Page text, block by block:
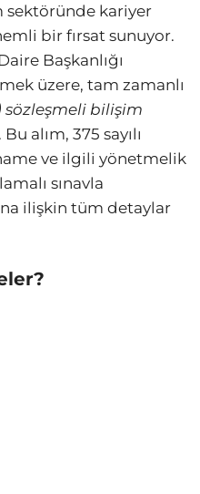
sektöründe kariyer
bir fırsat sunuyor.
Başkanlığı
üzere, tam zamanlı
bilişim
alım, 375 sayılı
ve ilgili yönetmelik
sınavla
ilişkin tüm detaylar